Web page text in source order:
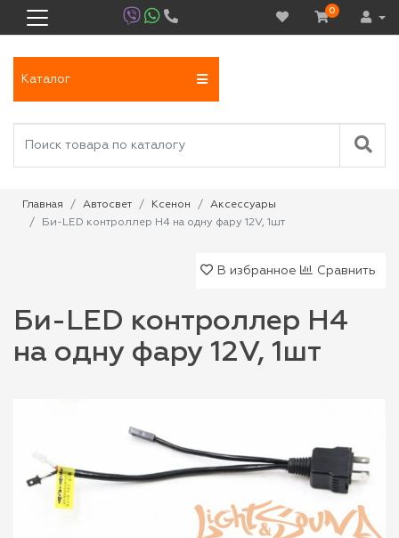
0
Каталог
Главная Автосвет Ксенон
Аксессуары
Би-LED контроллер Н4 на одну фару 12V, 1шт
В избранное Сравнить
Би-LED контроллер Н4
на одну фару 12V, 1шт